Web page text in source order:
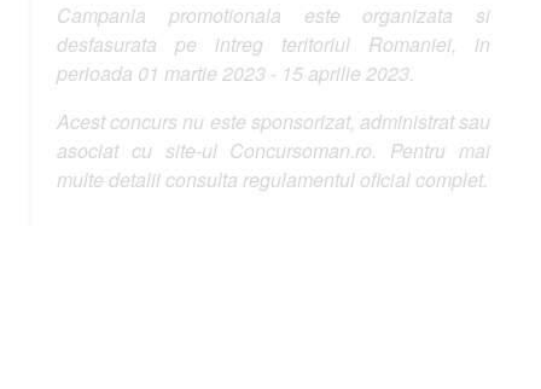
Campania promotionala este organizata si
desfasurata pe intreg teritoriul Romaniei, in
perioada 01 martie 2023 - 15 aprilie 2023.
Acest concurs nu este sponsorizat, administrat sau
asociat cu site-ul Concursoman.ro. Pentru mai
multe detalii consulta regulamentul oficial complet.